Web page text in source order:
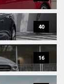
40
16